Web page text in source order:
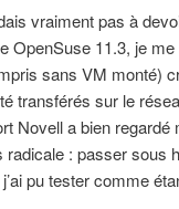
vraiment pas à
OpenSuse 11.3, je
sans VM monté)
transférés sur le
Novell a bien regardé
radicale : passer sous
pu tester comme